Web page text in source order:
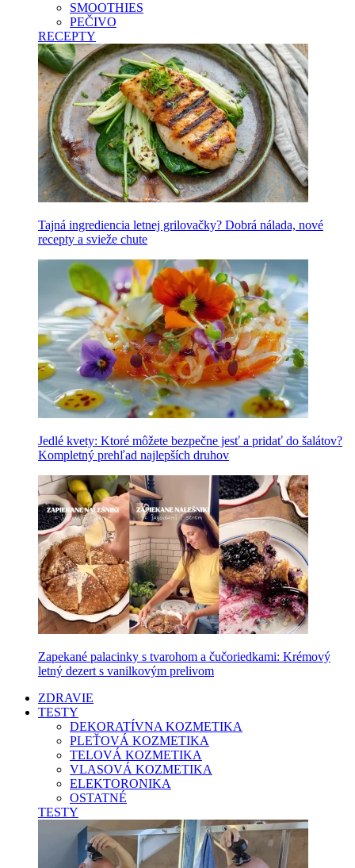
SMOOTHIES
PEČIVO
RECEPTY
Tajná ingrediencia letnej grilovačky? Dobrá nálada, nové
recepty a svieže chute
Jedlé kvety: Ktoré môžete bezpečne jesť a pridať do šalátov?
Kompletný prehľad najlepších druhov
Zapekané palacinky s tvarohom a čučoriedkami: Krémový
letný dezert s vanilkovým prelivom
ZDRAVIE
TESTY
DEKORATÍVNA KOZMETIKA
PLEŤOVÁ KOZMETIKA
TELOVÁ KOZMETIKA
VLASOVÁ KOZMETIKA
ELEKTORONIKA
OSTATNÉ
TESTY